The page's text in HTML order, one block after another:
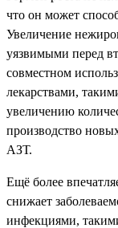
что он может
Увеличение
уязвимыми перед
совместном
лекарствами,
увеличению
производство
АЗТ.
Ещё более
снижает
инфекциями,